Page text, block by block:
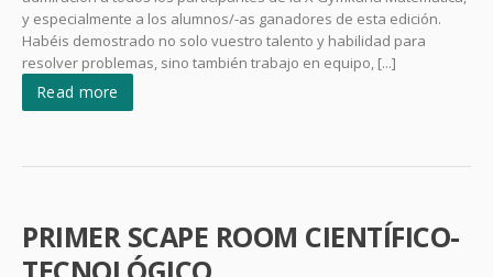
y especialmente a los alumnos/-as ganadores de esta edición.
Habéis demostrado no solo vuestro talento y habilidad para
resolver problemas, sino también trabajo en equipo, [...]
Read more
PRIMER SCAPE ROOM CIENTÍFICO-